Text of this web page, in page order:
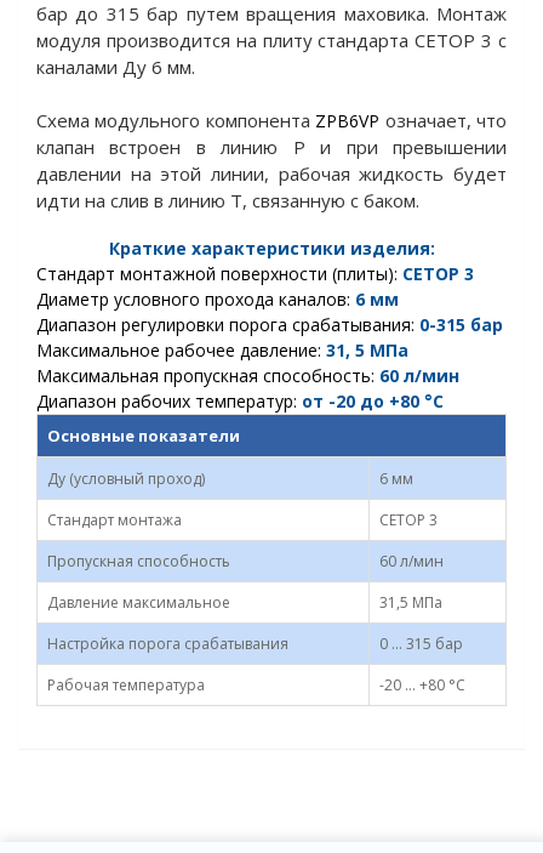
бар до 315 бар путем вращения маховика. Монтаж
модуля производится на плиту стандарта СЕТОР 3 с
каналами Ду 6 мм.
Схема модульного компонента ZPB6VP означает, что
клапан встроен в линию Р и при превышении
давлении на этой линии, рабочая жидкость будет
идти на слив в линию Т, связанную с баком.
Краткие характеристики изделия:
Стандарт монтажной поверхности (плиты): CETOP 3
Диаметр условного прохода каналов: 6 мм
Диапазон регулировки порога срабатывания: 0-315 бар
Максимальное рабочее давление: 31, 5 МПа
Максимальная пропускная способность: 60 л/мин
Диапазон рабочих температур: от -20 до +80 °С
Основные показатели
Ду (условный проход)
6 мм
Стандарт монтажа
CETOP 3
Пропускная способность
60 л/мин
Давление максимальное
31,5 МПа
Настройка порога срабатывания
0 ... 315 бар
Рабочая температура
-20 ... +80 °С